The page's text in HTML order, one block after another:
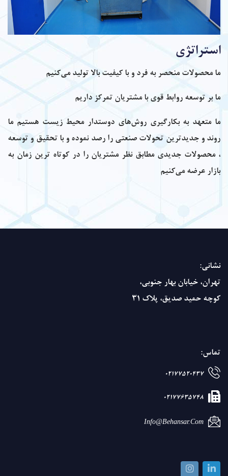
استراتژی
ما محصولات منحصر به فرد و با کیفیت بالا تولید می‌کنیم
ما بر توسعه روابط قوی با مشتریان تمرکز داریم
ما متعهد به بکارگیری روش‌های دوستدار محیط زیست هستیم ما
روند و جدیدترین تحولات صنعتی را رصد نموده و با تحقیق و توسعه
، محصولات جدیدی مطابق نظر مشتریان را در کوتاه ترین زمان به
بازار عرضه می‌کنیم
نشانی:
تهران، خیابان بهار جنوبی،
کوچه حمید صدیق، پلاک 31
تماس:
02177520437
02177635748
Info@behansar.com